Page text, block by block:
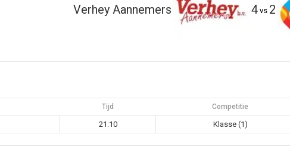
Verhey Aannemers 4vs 2
Tijd Competitie
21:10 Klasse (1)